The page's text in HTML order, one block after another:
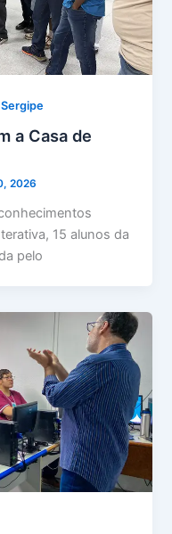
a Casa de
2026
15 alunos da
pelo